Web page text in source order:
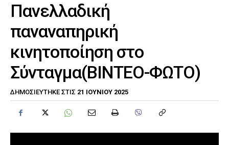
Πανελλαδική
παναναπηρική
κινητοποίηση στο
Σύνταγμα(ΒΙΝΤΕΟ-ΦΩΤΟ)
ΔΗΜΟΣΙΕΎΤΗΚΕ ΣΤΙΣ 21 ΙΟΥΝΊΟΥ 2025